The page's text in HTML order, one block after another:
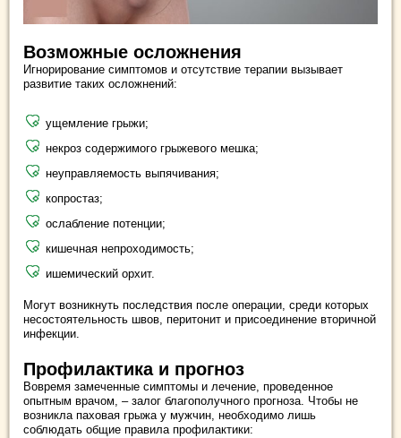
Возможные осложнения
Игнорирование симптомов и отсутствие терапии вызывает
развитие таких осложнений:
ущемление грыжи;
некроз содержимого грыжевого мешка;
неуправляемость выпячивания;
копростаз;
ослабление потенции;
кишечная непроходимость;
ишемический орхит.
Могут возникнуть последствия после операции, среди которых
несостоятельность швов, перитонит и присоединение вторичной
инфекции.
Профилактика и прогноз
Вовремя замеченные симптомы и лечение, проведенное
опытным врачом, – залог благополучного прогноза. Чтобы не
возникла паховая грыжа у мужчин, необходимо лишь
соблюдать общие правила профилактики: